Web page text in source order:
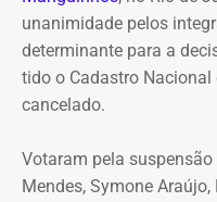
Benz AMG G63,
Volkswagen Passat de
móveis de uso pessoal”
espécie.
unanimidade pelos
determinante para a
tido o Cadastro Nacional
cancelado.
Votaram pela
Mendes, Symone